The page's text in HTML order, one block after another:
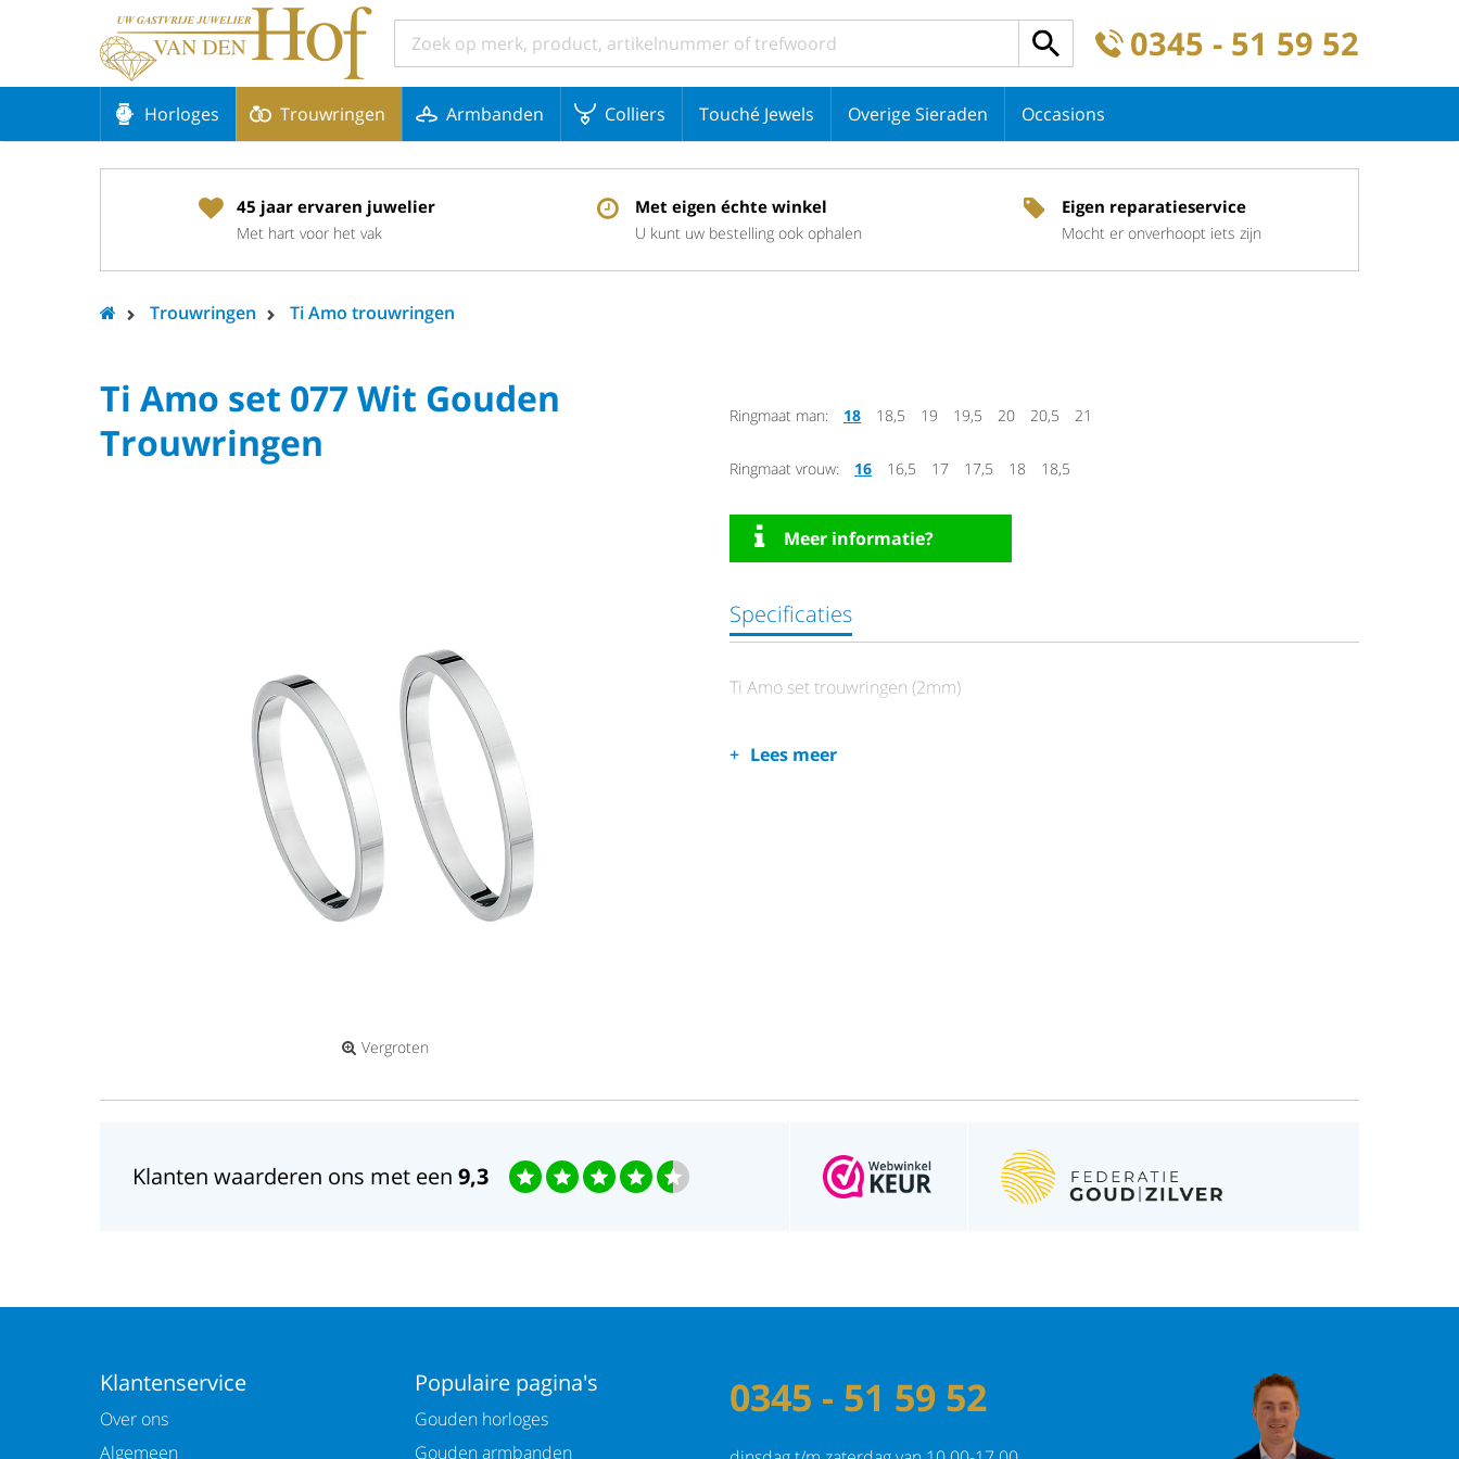
0345 - 51 59 52
Horloges Trouwringen Armbanden Colliers Touché Jewels Overige Sieraden Occasions
45 jaar ervaren juwelier
Met hart voor het vak
Met eigen échte winkel
U kunt uw bestelling ook ophalen
Eigen reparatieservice
Mocht er onverhoopt iets zijn
Trouwringen Ti Amo trouwringen
Ti Amo set 077 Wit Gouden
Trouwringen
Vergroten
Ringmaat man: 18 18,5 19 19,5 20 20,5 21
Ringmaat vrouw: 16 16,5 17 17,5 18 18,5
Meer informatie?
Specificaties
Ti Amo set trouwringen (2mm)
Lees meer
Klanten waarderen ons met een 9,3
Klantenservice
Over ons
Algemeen
Populaire pagina's
Gouden horloges
Gouden armbanden
0345 - 51 59 52